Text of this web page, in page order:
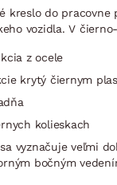
kreslo do pracovne
vozidla. V
z ocele
krytý čiernym
kolieskach
vyznačuje veľmi
bočným